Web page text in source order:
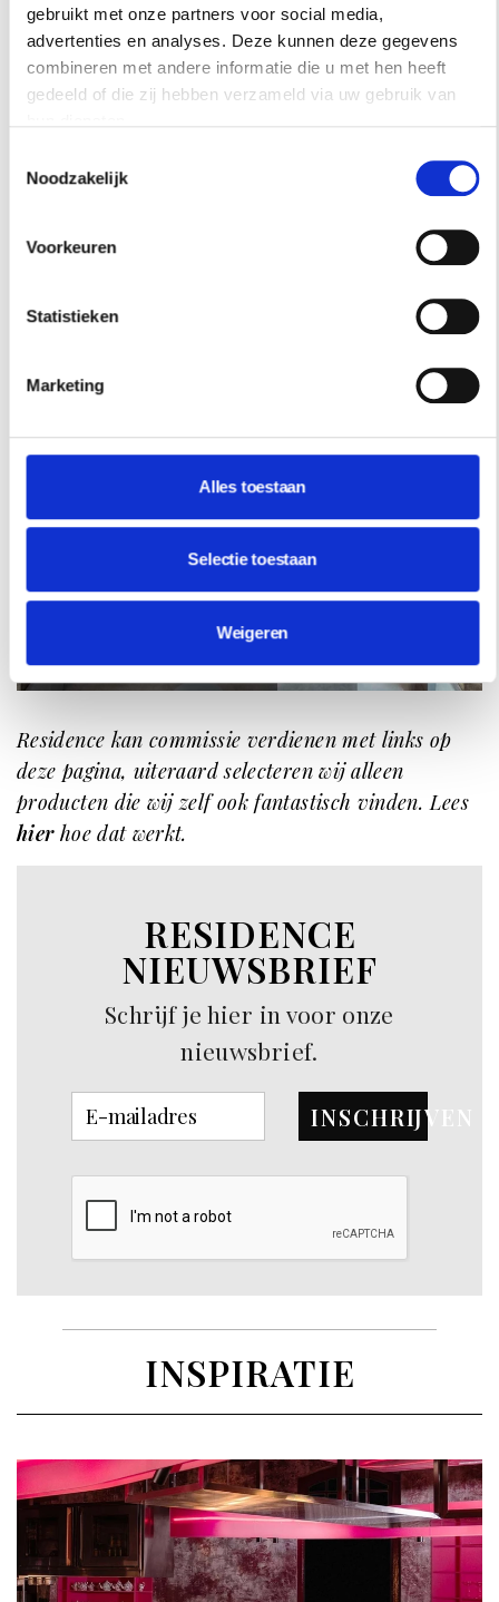
gebruikt met onze partners voor social media,
advertenties en analyses. Deze kunnen deze gegevens
combineren met andere informatie die u met hen heeft
gedeeld of die zij hebben verzameld via uw gebruik van
Noodzakelijk
Voorkeuren
Statistieken
Marketing
Alles toestaan
Selectie toestaan
Weigeren
Interieur Brut172. Fotografie: Brut172
Interieur Brut172. Fotografie: Brut172
Residence kan commissie verdienen met links op
deze pagina, uiteraard selecteren wij alleen
producten die wij zelf ook fantastisch vinden. Lees
hierhoe dat werkt.
RESIDENCE
NIEUWSBRIEF
Schrijf je hier in voor onze
nieuwsbrief.
INSCHRIJVEN
INSPIRATIE